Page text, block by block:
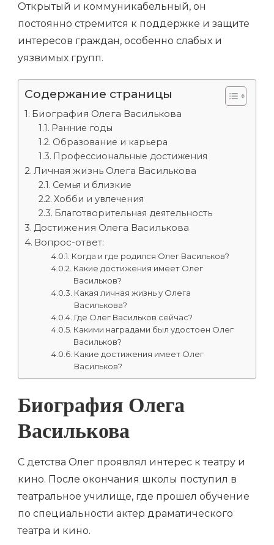
Открытый и коммуникабельный, он
постоянно стремится к поддержке и защите
интересов граждан, особенно слабых и
уязвимых групп.
Содержание страницы
Биография Олега Василькова
Ранние годы
Образование и карьера
Профессиональные достижения
Личная жизнь Олега Василькова
Семья и близкие
Хобби и увлечения
Благотворительная деятельность
Достижения Олега Василькова
Вопрос-ответ:
Когда и где родился Олег Васильков?
Какие достижения имеет Олег
Васильков?
Какая личная жизнь у Олега
Василькова?
Где Олег Васильков сейчас?
Какими наградами был удостоен Олег
Васильков?
Какие достижения имеет Олег
Васильков?
Биография Олега
Василькова
С детства Олег проявлял интерес к театру и
кино. После окончания школы поступил в
театральное училище, где прошел обучение
по специальности актер драматического
театра и кино.